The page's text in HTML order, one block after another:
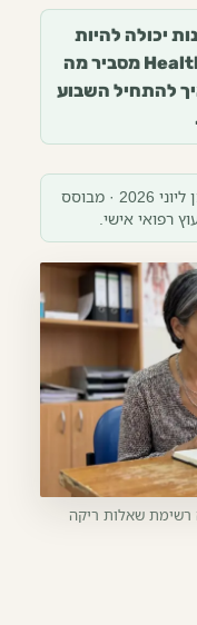
יכולה להיות
שאלה מבלבלת. מדריך HealthNews מסביר מה
להתחיל השבוע
מתוזמן ליוני 2026 · מבוסס
רפואי אישי.
רשימת שאלות ריקה